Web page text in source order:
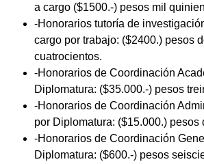
a cargo ($1500.-) pesos mil
-Honorarios tutoría de
cargo por trabajo: ($2400.) pesos
cuatrocientos.
-Honorarios de Coordinación
Diplomatura: ($35.000.-) pesos
-Honorarios de Coordinación
por Diplomatura: ($15.000.) pesos
-Honorarios de Coordinación
Diplomatura: ($600.-) pesos